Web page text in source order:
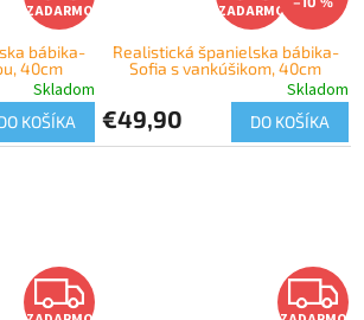
A
D
A
O
ZADARMO
bábika-
40cm
Skladom
KOŠÍKA
A
D
A
O
ZADARMO
Realistická španielska bábika-
Sofia s vankúšikom, 40cm
Skladom
€49,90 DO KOŠÍKA
Z